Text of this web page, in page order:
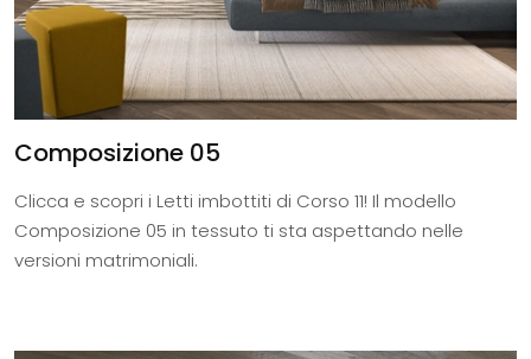
Composizione 05
Clicca e scopri i Letti imbottiti di Corso 11! Il modello
Composizione 05 in tessuto ti sta aspettando nelle
versioni matrimoniali.